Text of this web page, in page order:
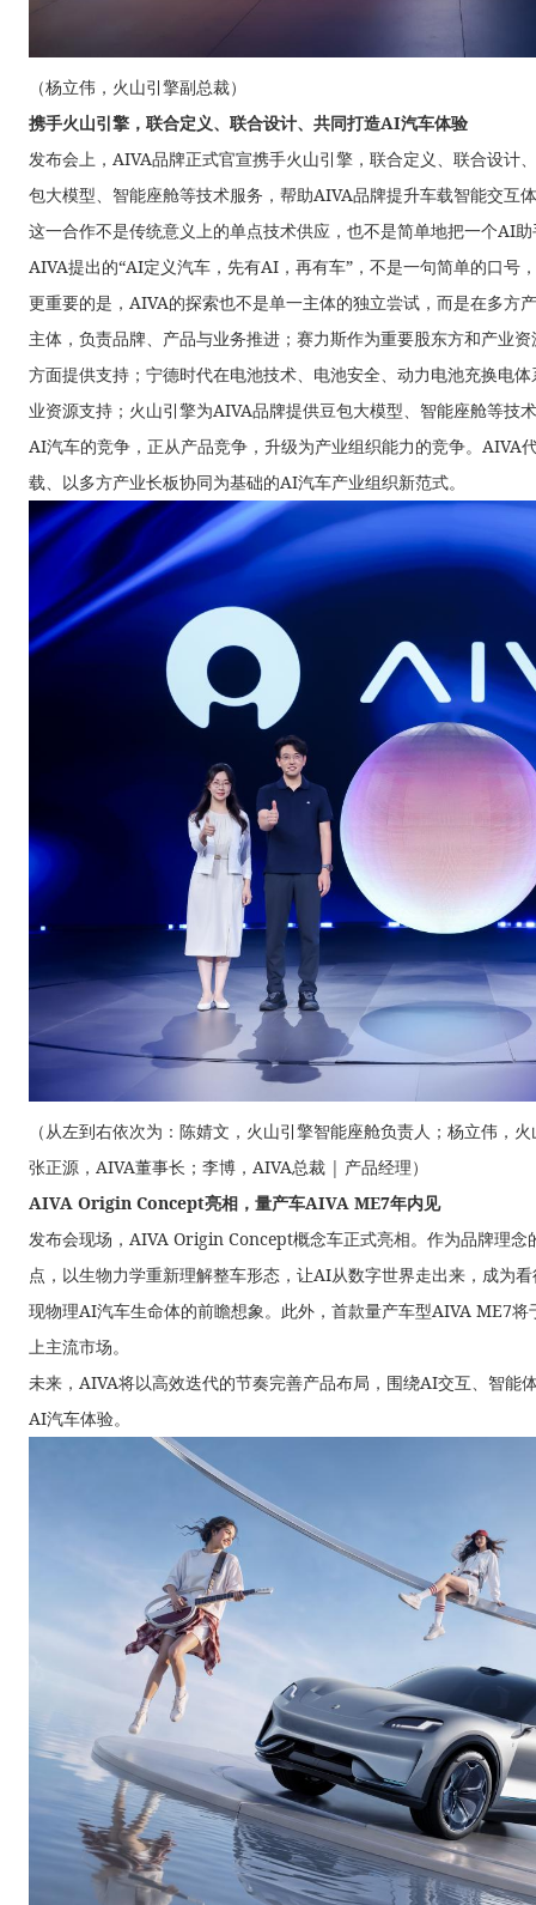
（杨立伟，火山引擎副总裁）
携手火山引擎，联合定义、联合设计、共同打造AI汽车体验
发布会上，AIVA品牌正式官宣携手火山引擎，联合定义、联合设计
包大模型、智能座舱等技术服务，帮助AIVA品牌提升车载智能交互
这一合作不是传统意义上的单点技术供应，也不是简单地把一个AI
AIVA提出的“AI定义汽车，先有AI，再有车”，不是一句简单的口号
更重要的是，AIVA的探索也不是单一主体的独立尝试，而是在多方
主体，负责品牌、产品与业务推进；赛力斯作为重要股东方和产业
方面提供支持；宁德时代在电池技术、电池安全、动力电池充换电
业资源支持；火山引擎为AIVA品牌提供豆包大模型、智能座舱等技
AI汽车的竞争，正从产品竞争，升级为产业组织能力的竞争。AIVA
载、以多方产业长板协同为基础的AI汽车产业组织新范式。
（从左到右依次为：陈婧文，火山引擎智能座舱负责人；杨立伟，
张正源，AIVA董事长；李博，AIVA总裁 | 产品经理）
AIVA Origin Concept亮相，量产车AIVA ME7年内见
发布会现场，AIVA Origin Concept概念车正式亮相。作为品牌理
点，以生物力学重新理解整车形态，让AI从数字世界走出来，成为
现物理AI汽车生命体的前瞻想象。此外，首款量产车型AIVA ME7
上主流市场。
未来，AIVA将以高效迭代的节奏完善产品布局，围绕AI交互、智能
AI汽车体验。